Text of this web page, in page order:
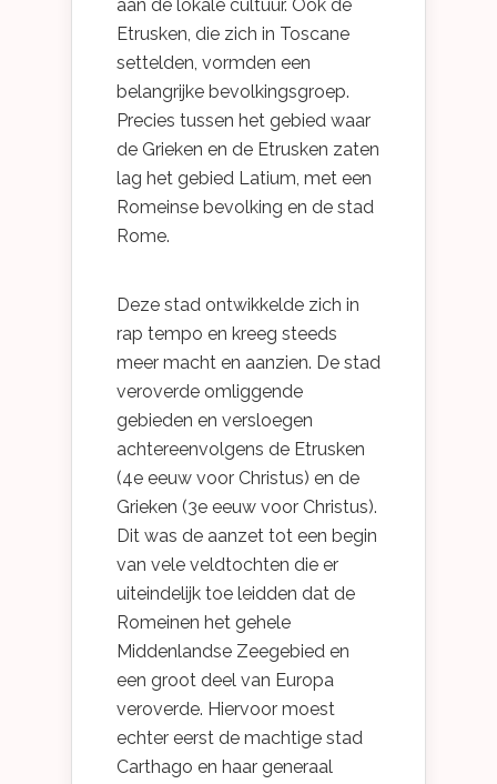
aan de lokale cultuur. Ook de
Etrusken, die zich in Toscane
settelden, vormden een
belangrijke bevolkingsgroep.
Precies tussen het gebied waar
de Grieken en de Etrusken zaten
lag het gebied Latium, met een
Romeinse bevolking en de stad
Rome.
Deze stad ontwikkelde zich in
rap tempo en kreeg steeds
meer macht en aanzien. De stad
veroverde omliggende
gebieden en versloegen
achtereenvolgens de Etrusken
(4e eeuw voor Christus) en de
Grieken (3e eeuw voor Christus).
Dit was de aanzet tot een begin
van vele veldtochten die er
uiteindelijk toe leidden dat de
Romeinen het gehele
Middenlandse Zeegebied en
een groot deel van Europa
veroverde. Hiervoor moest
echter eerst de machtige stad
Carthago en haar generaal